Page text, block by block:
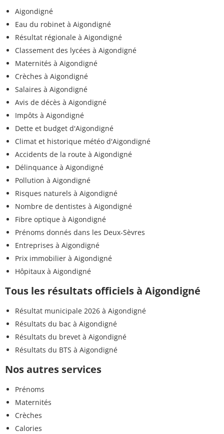
Aigondigné
Eau du robinet à Aigondigné
Résultat régionale à Aigondigné
Classement des lycées à Aigondigné
Maternités à Aigondigné
Crèches à Aigondigné
Salaires à Aigondigné
Avis de décès à Aigondigné
Impôts à Aigondigné
Dette et budget d'Aigondigné
Climat et historique météo d'Aigondigné
Accidents de la route à Aigondigné
Délinquance à Aigondigné
Pollution à Aigondigné
Risques naturels à Aigondigné
Nombre de dentistes à Aigondigné
Fibre optique à Aigondigné
Prénoms donnés dans les Deux-Sèvres
Entreprises à Aigondigné
Prix immobilier à Aigondigné
Hôpitaux à Aigondigné
Tous les résultats officiels à Aigondigné
Résultat municipale 2026 à Aigondigné
Résultats du bac à Aigondigné
Résultats du brevet à Aigondigné
Résultats du BTS à Aigondigné
Nos autres services
Prénoms
Maternités
Crèches
Calories